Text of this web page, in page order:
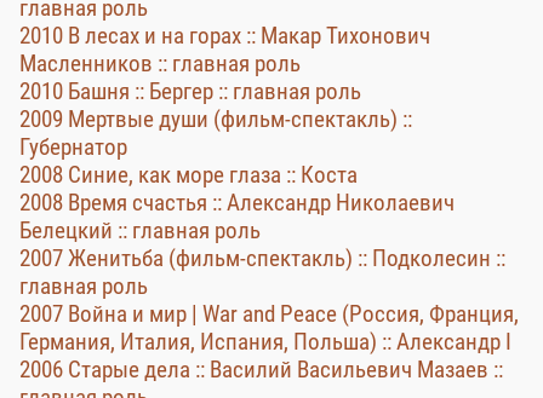
главная роль
2010 В лесах и на горах :: Макар Тихонович
Масленников :: главная роль
2010 Башня :: Бергер :: главная роль
2009 Мертвые души (фильм-спектакль) ::
Губернатор
2008 Синие, как море глаза :: Коста
2008 Время счастья :: Александр Николаевич
Белецкий :: главная роль
2007 Женитьба (фильм-спектакль) :: Подколесин ::
главная роль
2007 Война и мир | War and Peace (Россия, Франция,
Германия, Италия, Испания, Польша) :: Александр I
2006 Старые дела :: Василий Васильевич Мазаев ::